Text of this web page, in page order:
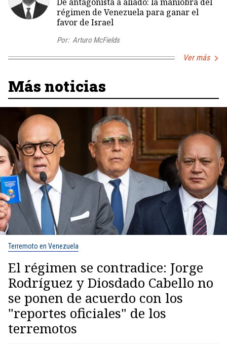
régimen de Venezuela para ganar el
favor de Israel
Por: Arturo McFields
Ver más
Más noticias
Terremoto en Venezuela
El régimen se contradice: Jorge
Rodríguez y Diosdado Cabello no
se ponen de acuerdo con los
"reportes oficiales" de los
terremotos